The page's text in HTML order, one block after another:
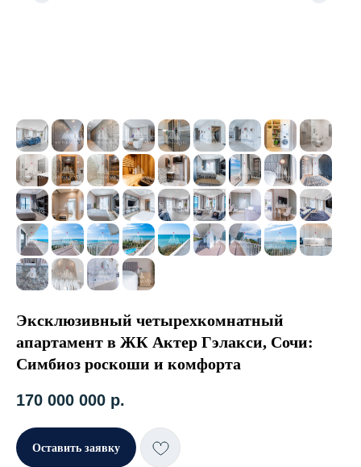
Эксклюзивный четырехкомнатный
апартамент в ЖК Актер Гэлакси, Сочи:
Симбиоз роскоши и комфорта
170 000 000 р.
Оставить заявку